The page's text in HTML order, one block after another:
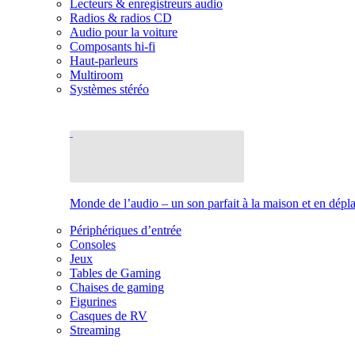
Lecteurs & enregistreurs audio
Radios & radios CD
Audio pour la voiture
Composants hi-fi
Haut-parleurs
Multiroom
Systèmes stéréo
Monde de l’audio – un son parfait à la maison et en
Périphériques d’entrée
Consoles
Jeux
Tables de Gaming
Chaises de gaming
Figurines
Casques de RV
Streaming